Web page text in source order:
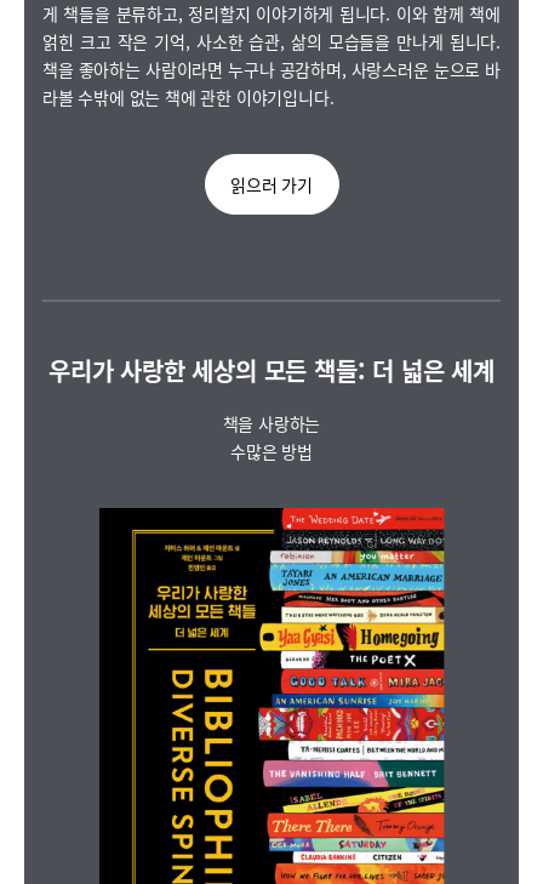
게 책들을 분류하고, 정리할지 이야기하게 됩니다. 이와 함께 책에
얽힌 크고 작은 기억, 사소한 습관, 삶의 모습들을 만나게 됩니다.
책을 좋아하는 사람이라면 누구나 공감하며, 사랑스러운 눈으로 바
라볼 수밖에 없는 책에 관한 이야기입니다.
읽으러 가기
우리가 사랑한 세상의 모든 책들: 더 넓은 세계
책을 사랑하는
수많은 방법